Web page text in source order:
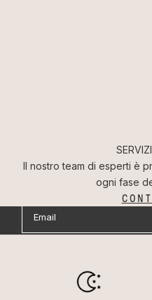
Il nostro team di esperti è
ogni fase
del 10% sul
Email